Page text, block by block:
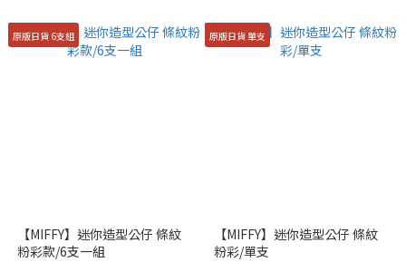
原版日貨 6支組
【MIFFY】迷你造型公仔 條紋
粉彩款/6支一組
原版日貨 單支
【MIFFY】迷你造型公仔 條紋
粉彩/單支